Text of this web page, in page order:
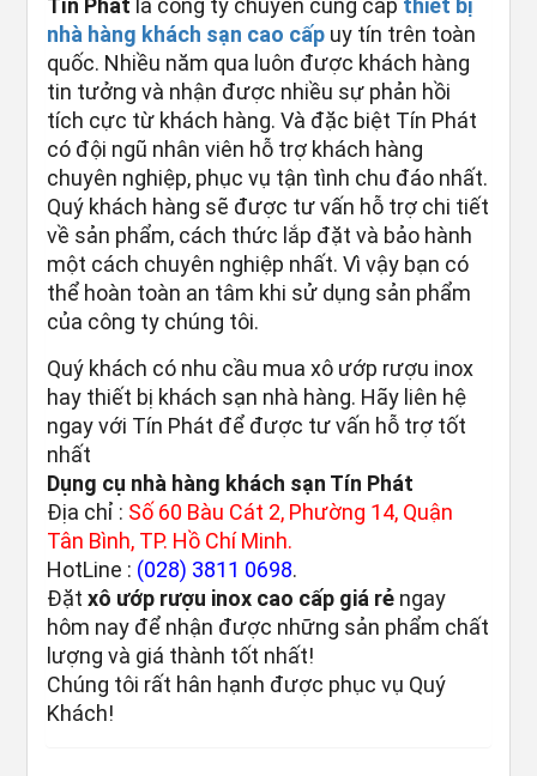
nhà hàng khách sạn cao cấp uy tín trên toàn
quốc. Nhiều năm qua luôn được khách hàng
tin tưởng và nhận được nhiều sự phản hồi
tích cực từ khách hàng. Và đặc biệt Tín Phát
có đội ngũ nhân viên hỗ trợ khách hàng
chuyên nghiệp, phục vụ tận tình chu đáo nhất.
Quý khách hàng sẽ được tư vấn hỗ trợ chi tiết
về sản phẩm, cách thức lắp đặt và bảo hành
một cách chuyên nghiệp nhất. Vì vậy bạn có
thể hoàn toàn an tâm khi sử dụng sản phẩm
của công ty chúng tôi.
Quý khách có nhu cầu mua xô ướp rượu inox
hay thiết bị khách sạn nhà hàng. Hãy liên hệ
ngay với Tín Phát để được tư vấn hỗ trợ tốt
nhất
Dụng cụ nhà hàng khách sạn Tín Phát
Địa chỉ : Số 60 Bàu Cát 2, Phường 14, Quận
Tân Bình, TP. Hồ Chí Minh.
HotLine : (028) 3811 0698.
Đặtxô ướp rượu inox cao cấp giá rẻ ngay
hôm nay để nhận được những sản phẩm chất
lượng và giá thành tốt nhất!
Chúng tôi rất hân hạnh được phục vụ Quý
Khách!